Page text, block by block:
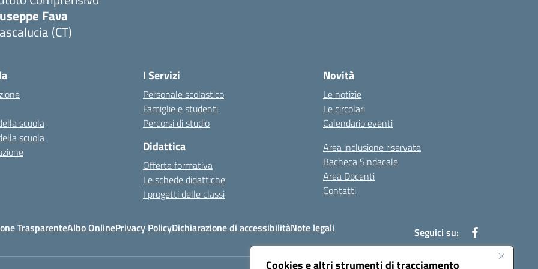
Cookies e altri strumenti di tracciamento
Fava
(CT)
scuola
scuola
I Servizi
Personale scolastico
Famiglie e studenti
Percorsi di studio
Didattica
Offerta formativa
Le schede didattiche
I progetti delle classi
Novità
Le notizie
Le circolari
Calendario eventi
Area inclusione riservata
Bacheca Sindacale
Area Docenti
Contatti
TrasparenteAlbo OnlinePrivacy PolicyDichiarazione di accessibilitàNote legali Seguici su: